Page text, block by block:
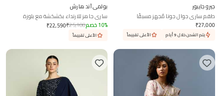
جيرو جايبور
طقم ساري جوال جوتا مُجهز مسبقًا
₹27,000
يتم الشحن خلال 9 أيام الأعلى تقييماً
بولمي آند هارش
ساري جاهز للارتداء بكشكشة مع بلوزة
₹22,590₹25,100 10% خصم
الأعلى تقييماً